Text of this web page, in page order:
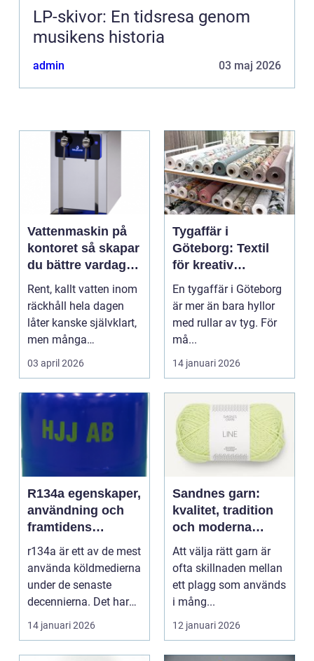
LP-skivor: En tidsresa genom
musikens historia
admin 03 maj 2026
Vattenmaskin på
kontoret så skapar
du bättre vardag
med friskt vatten
Rent, kallt vatten inom
räckhåll hela dagen
låter kanske självklart,
men många
arbetsplatser saknar ...
03 april 2026
Tygaffär i
Göteborg: Textil
för kreativ
inredning och
hållbara projekt
En tygaffär i Göteborg
är mer än bara hyllor
med rullar av tyg. För
må...
14 januari 2026
R134a egenskaper,
användning och
framtidens
alternativ
r134a är ett av de mest
använda köldmedierna
under de senaste
decennierna. Det har
haft en central r...
14 januari 2026
Sandnes garn:
kvalitet, tradition
och moderna
färger för alla
stickare
Att välja rätt garn är
ofta skillnaden mellan
ett plagg som används
i mång...
12 januari 2026